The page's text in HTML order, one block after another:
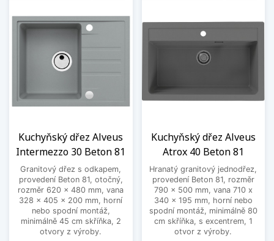
Kuchyňský dřez Alveus
Intermezzo 30 Beton 81
Granitový dřez s odkapem,
provedení Beton 81, otočný,
rozměr 620 x 480 mm, vana
328 x 405 x 200 mm, horní
nebo spodní montáž,
minimálně 45 cm skříňka, 2
otvory z výroby.
Kuchyňský dřez Alveus
Atrox 40 Beton 81
Hranatý granitový jednodřez,
provedení Beton 81, rozměr
790 x 500 mm, vana 710 x
340 x 195 mm, horní nebo
spodní montáž, minimálně 80
cm skříňka, s excentrem, 1
otvor z výroby.